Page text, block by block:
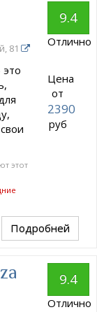
81
этот
9.4
Отлично
Цена
от
2390
руб
Подробней
9.4
Отлично